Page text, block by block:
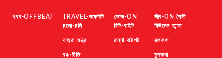
খবর-OFFBEAT
TRAVEL-অফবিট
চলো-চলি
যাত্রা-মন্ত্র
রঙ-রীতি
ভোজ-ON
ফিট-বাইট
রান্না-ঝটপট
জীব-ON শৈলী
ফিটনেস ফান্ডা
রূপকথা
চুপকথা